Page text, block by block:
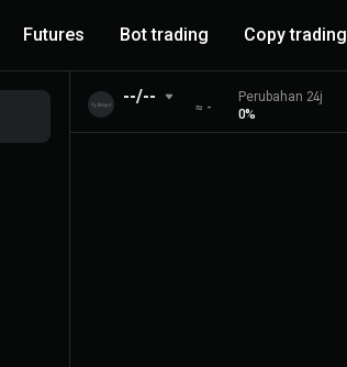
Futures Bot trading Copy trading
--/--
≈ -
Perubahan 24j
0%